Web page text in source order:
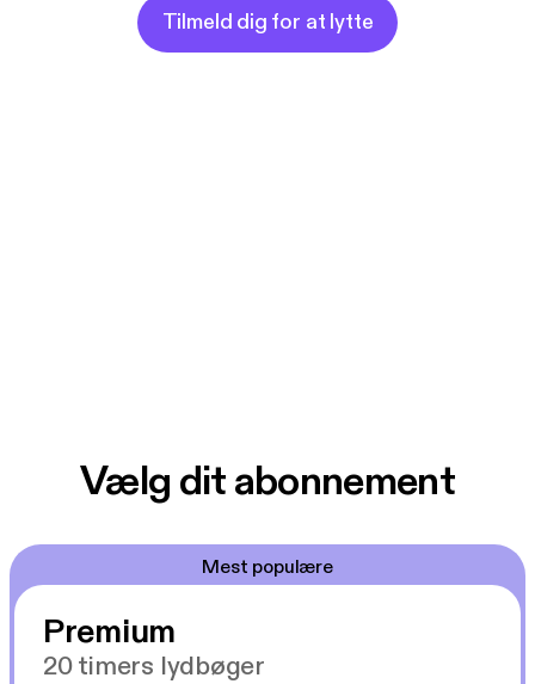
Tilmeld dig for at lytte
Vælg dit abonnement
Mest populære
Premium
20 timers lydbøger